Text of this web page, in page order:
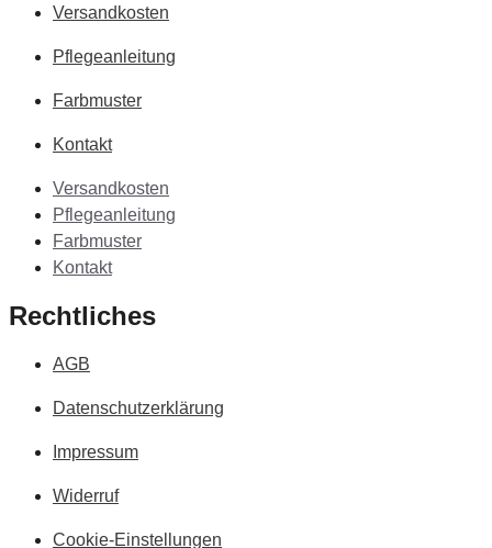
Versandkosten
Pflegeanleitung
Farbmuster
Kontakt
Versandkosten
Pflegeanleitung
Farbmuster
Kontakt
Rechtliches
AGB
Datenschutzerklärung
Impressum
Widerruf
Cookie-Einstellungen